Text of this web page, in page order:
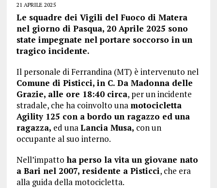
21 APRILE 2025
Le squadre dei Vigili del Fuoco di Matera
nel giorno di Pasqua, 20 Aprile 2025 sono
state impegnate nel portare soccorso in un
tragico incidente.
Il personale di Ferrandina (MT) è intervenuto nel
Comune di Pisticci, in C. Da Madonna delle
Grazie, alle ore 18:40 circa, per un incidente
stradale, che ha coinvolto una motocicletta
Agility 125 con a bordo un ragazzo ed una
ragazza, ed unaLancia Musa, con un
occupante al suo interno.
Nell’impatto ha perso la vita un giovane nato
a Bari nel 2007, residente a Pisticci, che era
alla guida della motocicletta.